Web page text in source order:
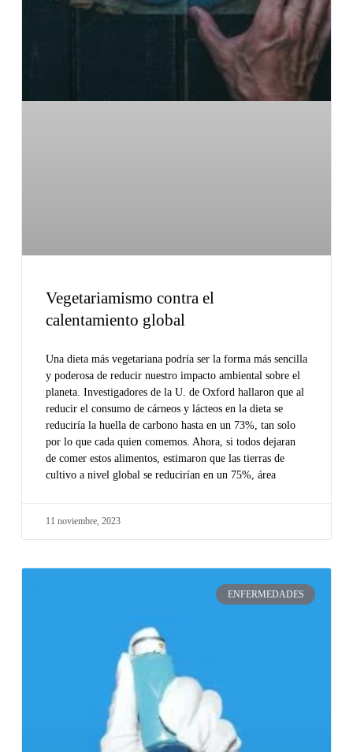
Vegetariamismo contra el
calentamiento global
Una dieta más vegetariana podría ser la forma más sencilla
y poderosa de reducir nuestro impacto ambiental sobre el
planeta. Investigadores de la U. de Oxford hallaron que al
reducir el consumo de cárneos y lácteos en la dieta se
reduciría la huella de carbono hasta en un 73%, tan solo
por lo que cada quien comemos. Ahora, si todos dejaran
de comer estos alimentos, estimaron que las tierras de
cultivo a nivel global se reducirían en un 75%, área
11 noviembre, 2023
ENFERMEDADES